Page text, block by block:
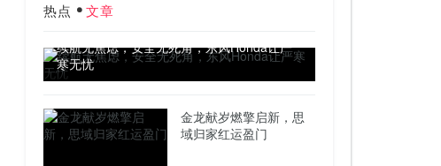
热点 文章
续航无焦虑，安全无死角，东风Honda让严
寒无忧
金龙献岁燃擎启新，思
域归家红运盈门